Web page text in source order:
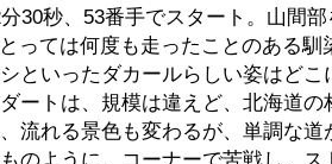
30秒、53番手でスタート。山間
っては何度も走ったことのある
といったダカールらしい姿はど
ートは、規模は違えど、北海道
流れる景色も変わるが、単調な